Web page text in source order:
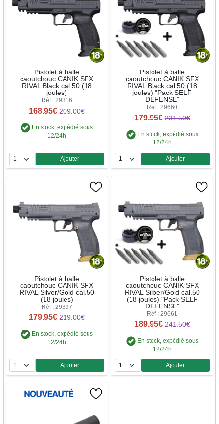
Pistolet à balle
caoutchouc CANIK SFX
RIVAL Black cal.50 (18
joules)
Réf : 29316
168.95€ 209.00€
En stock, expédié sous
12/24h
Quantité
Ajouter
Pistolet à balle
caoutchouc CANIK SFX
RIVAL Black cal.50 (18
joules) "Pack SELF
DEFENSE"
Réf : 29660
179.95€ 231.50€
En stock, expédié sous
12/24h
Quantité
Ajouter
Pistolet à balle
caoutchouc CANIK SFX
RIVAL Silver/Gold cal.50
(18 joules)
Réf : 29397
179.95€ 219.00€
En stock, expédié sous
12/24h
Quantité
Ajouter
Pistolet à balle
caoutchouc CANIK SFX
RIVAL Silber/Gold cal.50
(18 joules) "Pack SELF
DEFENSE"
Réf : 29661
189.95€ 241.50€
En stock, expédié sous
12/24h
Quantité
Ajouter